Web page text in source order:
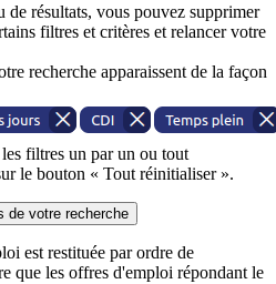
de résultats, vous pouvez supprimer
filtres et critères et relancer votre
recherche apparaissent de la façon
filtres un par un ou tout
le bouton « Tout réinitialiser ».
de votre recherche
est restituée par ordre de
que les offres d'emploi répondant le